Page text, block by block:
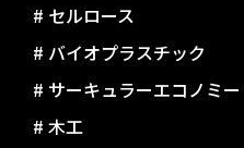
# セルロース
# バイオプラスチック
# サーキュラーエコノミー
# 木工